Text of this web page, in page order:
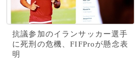
抗議参加のイランサッカー選手
に死刑の危機、FIFProが懸念表
明